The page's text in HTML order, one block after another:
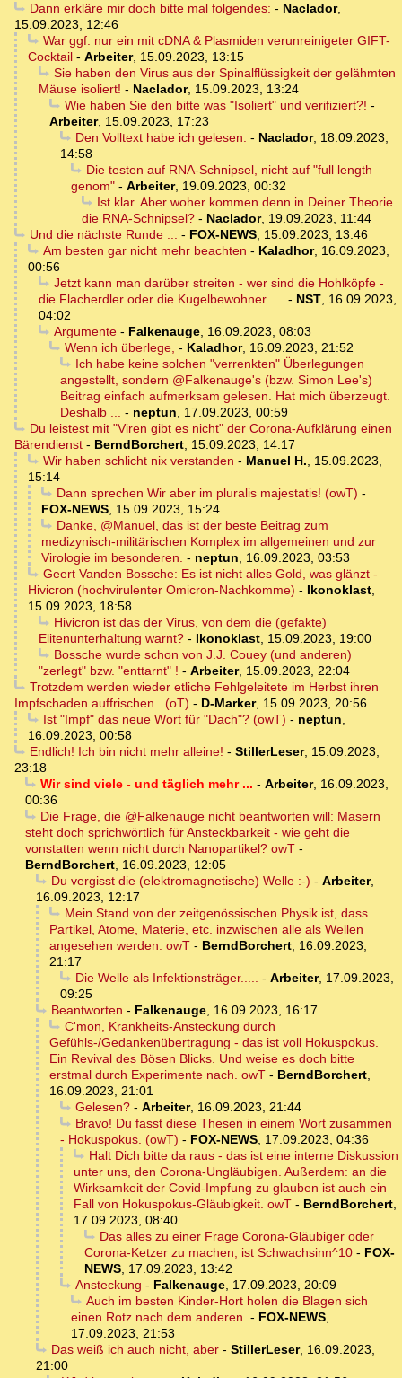
Dann erkläre mir doch bitte mal folgendes: - Naclador,
15.09.2023, 12:46
War ggf. nur ein mit cDNA & Plasmiden verunreinigeter GIFT-
Cocktail - Arbeiter, 15.09.2023, 13:15
Sie haben den Virus aus der Spinalflüssigkeit der gelähmten
Mäuse isoliert! - Naclador, 15.09.2023, 13:24
Wie haben Sie den bitte was "Isoliert" und verifiziert?! -
Arbeiter, 15.09.2023, 17:23
Den Volltext habe ich gelesen. - Naclador, 18.09.2023,
14:58
Die testen auf RNA-Schnipsel, nicht auf "full length
genom" - Arbeiter, 19.09.2023, 00:32
Ist klar. Aber woher kommen denn in Deiner Theorie
die RNA-Schnipsel? - Naclador, 19.09.2023, 11:44
Und die nächste Runde ... - FOX-NEWS, 15.09.2023, 13:46
Am besten gar nicht mehr beachten - Kaladhor, 16.09.2023,
00:56
Jetzt kann man darüber streiten - wer sind die Hohlköpfe -
die Flacherdler oder die Kugelbewohner .... - NST, 16.09.2023,
04:02
Argumente- Falkenauge, 16.09.2023, 08:03
Wenn ich überlege, - Kaladhor, 16.09.2023, 21:52
Ich habe keine solchen "verrenkten" Überlegungen
angestellt, sondern @Falkenauge's (bzw. Simon Lee's)
Beitrag einfach aufmerksam gelesen. Hat mich überzeugt.
Deshalb ... - neptun, 17.09.2023, 00:59
Du leistest mit "Viren gibt es nicht" der Corona-Aufklärung einen
Bärendienst - BerndBorchert, 15.09.2023, 14:17
Wir haben schlicht nix verstanden - Manuel H., 15.09.2023,
15:14
Dann sprechen Wir aber im pluralis majestatis! (owT) -
FOX-NEWS, 15.09.2023, 15:24
Danke, @Manuel, das ist der beste Beitrag zum
medizynisch-militärischen Komplex im allgemeinen und zur
Virologie im besonderen. - neptun, 16.09.2023, 03:53
Geert Vanden Bossche: Es ist nicht alles Gold, was glänzt -
Hivicron (hochvirulenter Omicron-Nachkomme) - Ikonoklast,
15.09.2023, 18:58
Hivicron ist das der Virus, von dem die (gefakte)
Elitenunterhaltung warnt? - Ikonoklast, 15.09.2023, 19:00
Bossche wurde schon von J.J. Couey (und anderen)
"zerlegt" bzw. "enttarnt" ! - Arbeiter, 15.09.2023, 22:04
Trotzdem werden wieder etliche Fehlgeleitete im Herbst ihren
Impfschaden auffrischen...(oT) - D-Marker, 15.09.2023, 20:56
Ist "Impf" das neue Wort für "Dach"? (owT) - neptun,
16.09.2023, 00:58
Endlich! Ich bin nicht mehr alleine! - StillerLeser, 15.09.2023,
23:18
Wir sind viele - und täglich mehr ... - Arbeiter, 16.09.2023,
00:36
Die Frage, die @Falkenauge nicht beantworten will: Masern
steht doch sprichwörtlich für Ansteckbarkeit - wie geht die
vonstatten wenn nicht durch Nanopartikel? owT -
BerndBorchert, 16.09.2023, 12:05
Du vergisst die (elektromagnetische) Welle :-) - Arbeiter,
16.09.2023, 12:17
Mein Stand von der zeitgenössischen Physik ist, dass
Partikel, Atome, Materie, etc. inzwischen alle als Wellen
angesehen werden. owT - BerndBorchert, 16.09.2023,
21:17
Die Welle als Infektionsträger..... - Arbeiter, 17.09.2023,
09:25
Beantworten - Falkenauge, 16.09.2023, 16:17
C'mon, Krankheits-Ansteckung durch
Gefühls-/Gedankenübertragung - das ist voll Hokuspokus.
Ein Revival des Bösen Blicks. Und weise es doch bitte
erstmal durch Experimente nach. owT - BerndBorchert,
16.09.2023, 21:01
Gelesen?- Arbeiter, 16.09.2023, 21:44
Bravo! Du fasst diese Thesen in einem Wort zusammen
- Hokuspokus. (owT) - FOX-NEWS, 17.09.2023, 04:36
Halt Dich bitte da raus - das ist eine interne Diskussion
unter uns, den Corona-Ungläubigen. Außerdem: an die
Wirksamkeit der Covid-Impfung zu glauben ist auch ein
Fall von Hokuspokus-Gläubigkeit. owT - BerndBorchert,
17.09.2023, 08:40
Das alles zu einer Frage Corona-Gläubiger oder
Corona-Ketzer zu machen, ist Schwachsinn^10 - FOX-
NEWS, 17.09.2023, 13:42
Ansteckung - Falkenauge, 17.09.2023, 20:09
Auch im besten Kinder-Hort holen die Blagen sich
einen Rotz nach dem anderen. - FOX-NEWS,
17.09.2023, 21:53
Das weiß ich auch nicht, aber- StillerLeser, 16.09.2023,
21:00